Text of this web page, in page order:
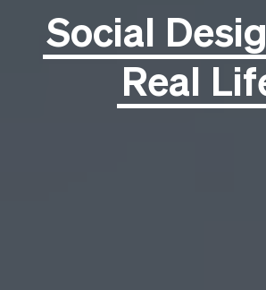
Social
Real